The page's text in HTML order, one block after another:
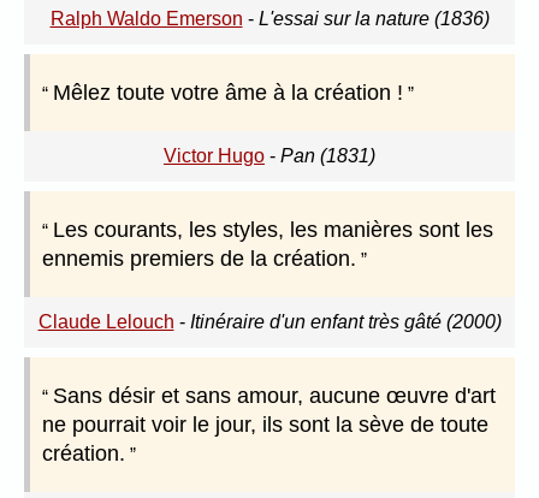
Ralph Waldo Emerson - L'essai sur la nature (1836)
Mêlez toute votre âme à la création !
Victor Hugo - Pan (1831)
Les courants, les styles, les manières sont les
ennemis premiers de la création.
Claude Lelouch - Itinéraire d'un enfant très gâté (2000)
Sans désir et sans amour, aucune œuvre d'art
ne pourrait voir le jour, ils sont la sève de toute
création.